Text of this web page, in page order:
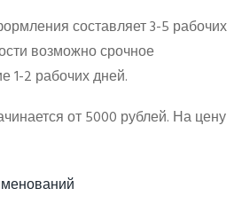
составляет 3-5 рабочих
возможно срочное
1-2 рабочих дней.
от 5000 рублей. На цену